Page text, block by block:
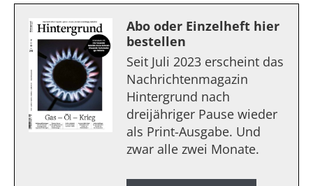
Abo oder Einzelheft hier
bestellen
Seit Juli 2023 erscheint das
Nachrichtenmagazin
Hintergrund nach
dreijähriger Pause wieder
als Print-Ausgabe. Und
zwar alle zwei Monate.